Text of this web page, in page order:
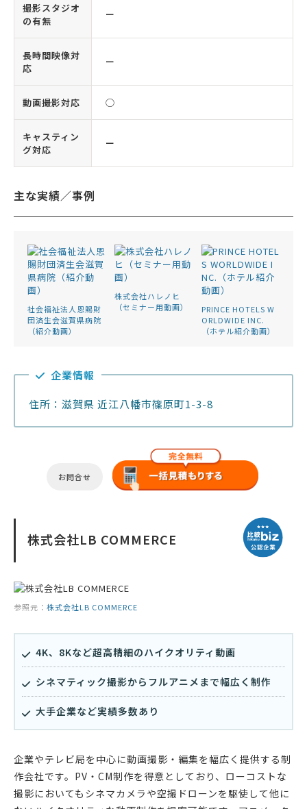
撮影スタジオ
の有無
ー
長時間映像対
応
ー
動画撮影対応 ◯
キャスティン
グ対応
ー
主な実績／事例
社会福祉法人恩賜財
団済生会滋賀県病院
（紹介動画）
株式会社ハレノヒ
（セミナー用動画）
PRINCE HOTELS W
ORLDWIDE INC.
（ホテル紹介動画）
企業情報
住所：滋賀県 近江八幡市篠原町1-3-8
お問合せ
株式会社LB COMMERCE
参照元： 株式会社LB COMMERCE
4K、8Kなど超高精細のハイクオリティ動画
シネマティック撮影からフルアニメまで幅広く制作
大手企業など実績多数あり
企業やテレビ局を中心に動画撮影・編集を幅広く提供する制
作会社です。PV・CM制作を得意としており、ローコストな
撮影においてもシネマカメラや空撮ドローンを駆使して他に